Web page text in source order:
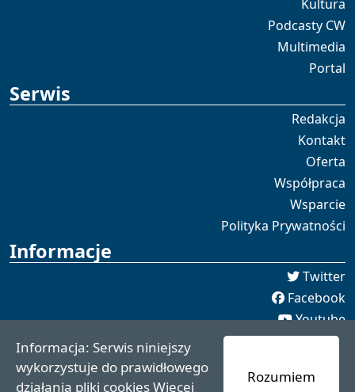
Kultura
Podcasty CW
Multimedia
Portal
Serwis
Redakcja
Kontakt
Oferta
Współpraca
Wsparcie
Polityka Prywatności
Informacje
Twitter
Facebook
Youtube
Spotify
redakcja [[]] czaswschodni.pl
czaswschodni.pl 2021 - 2025
Informacja: Serwis niniejszy
wykorzystuje do prawidłowego
działania pliki cookiesWięcej
Rozumiem